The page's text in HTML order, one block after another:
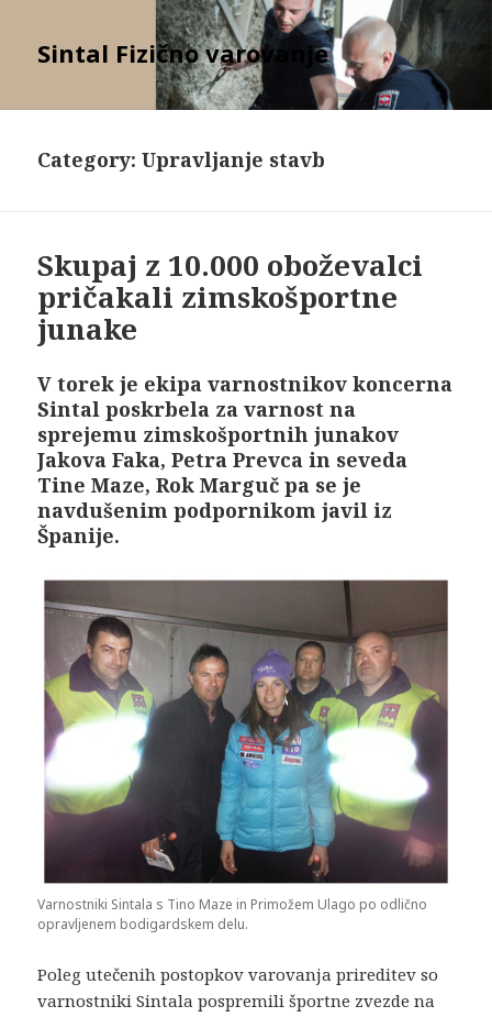
Sintal Fizično varovanje
Category: Upravljanje stavb
Skupaj z 10.000 oboževalci
pričakali zimskošportne
junake
V torek je ekipa varnostnikov koncerna
Sintal poskrbela za varnost na
sprejemu zimskošportnih junakov
Jakova Faka, Petra Prevca in seveda
Tine Maze, Rok Marguč pa se je
navdušenim podpornikom javil iz
Španije.
Varnostniki Sintala s Tino Maze in Primožem Ulago po odlično
opravljenem bodigardskem delu.
Poleg utečenih postopkov varovanja prireditev so
varnostniki Sintala pospremili športne zvezde na